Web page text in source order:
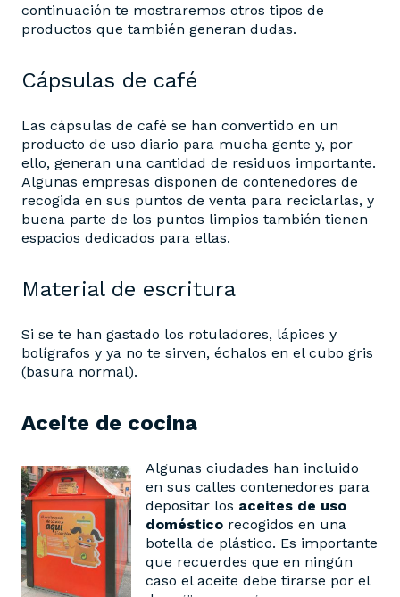
continuación te mostraremos otros tipos de
productos que también generan dudas.
Cápsulas de café
Las cápsulas de café se han convertido en un
producto de uso diario para mucha gente y, por
ello, generan una cantidad de residuos importante.
Algunas empresas disponen de contenedores de
recogida en sus puntos de venta para reciclarlas, y
buena parte de los puntos limpios también tienen
espacios dedicados para ellas.
Material de escritura
Si se te han gastado los rotuladores, lápices y
bolígrafos y ya no te sirven, échalos en el cubo gris
(basura normal).
Aceite de cocina
Algunas ciudades han incluido
en sus calles contenedores para
depositar los aceites de uso
doméstico recogidos en una
botella de plástico. Es importante
que recuerdes que en ningún
caso el aceite debe tirarse por el